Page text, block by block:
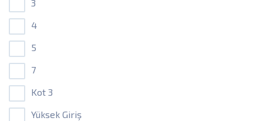
3
4
5
7
Kot 3
Yüksek Giriş